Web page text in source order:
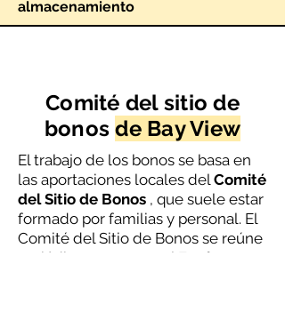
almacenamiento
Comité del sitio de
bonosde Bay View
El trabajo de los bonos se basa en
las aportaciones locales delComité
del Sitio de Bonos , que suele estar
formado por familias y personal. El
Comité del Sitio de Bonos se reúne
periódicamente con el
Equipo